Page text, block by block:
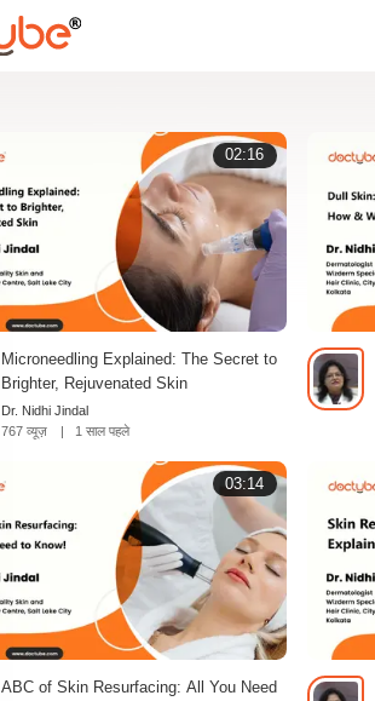
02:16
Microneedling Explained: The Secret to
Brighter, Rejuvenated Skin
Dr. Nidhi Jindal
767 व्यूज़
| 1 साल पहले
03:14
ABC of Skin Resurfacing: All You Need